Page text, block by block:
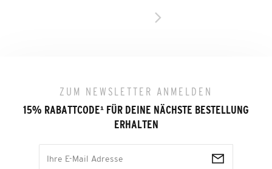
ZUM NEWSLETTER ANMELDEN
15% RABATTCODE¹ FÜR DEINE NÄCHSTE BESTELLUNG
ERHALTEN